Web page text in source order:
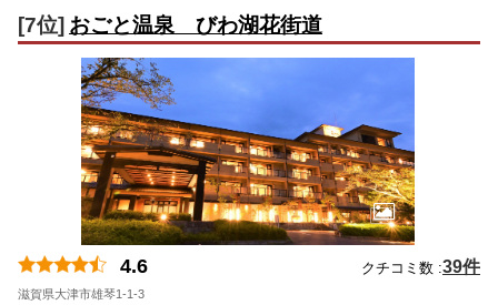
[7位] おごと温泉 びわ湖花街道
4.6 クチコミ数 :39件
滋賀県大津市雄琴1-1-3